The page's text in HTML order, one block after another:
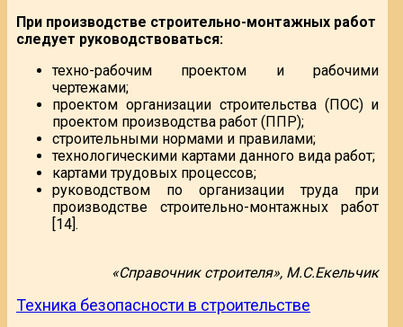
При производстве строительно-монтажных работ
следует руководствоваться:
техно-рабочим проектом и рабочими
чертежами;
проектом организации строительства (ПОС) и
проектом производства работ (ППР);
строительными нормами и правилами;
технологическими картами данного вида работ;
картами трудовых процессов;
руководством по организации труда при
производстве строительно-монтажных работ
[14].
«Справочник строителя», М.С.Екельчик
Техника безопасности в строительстве